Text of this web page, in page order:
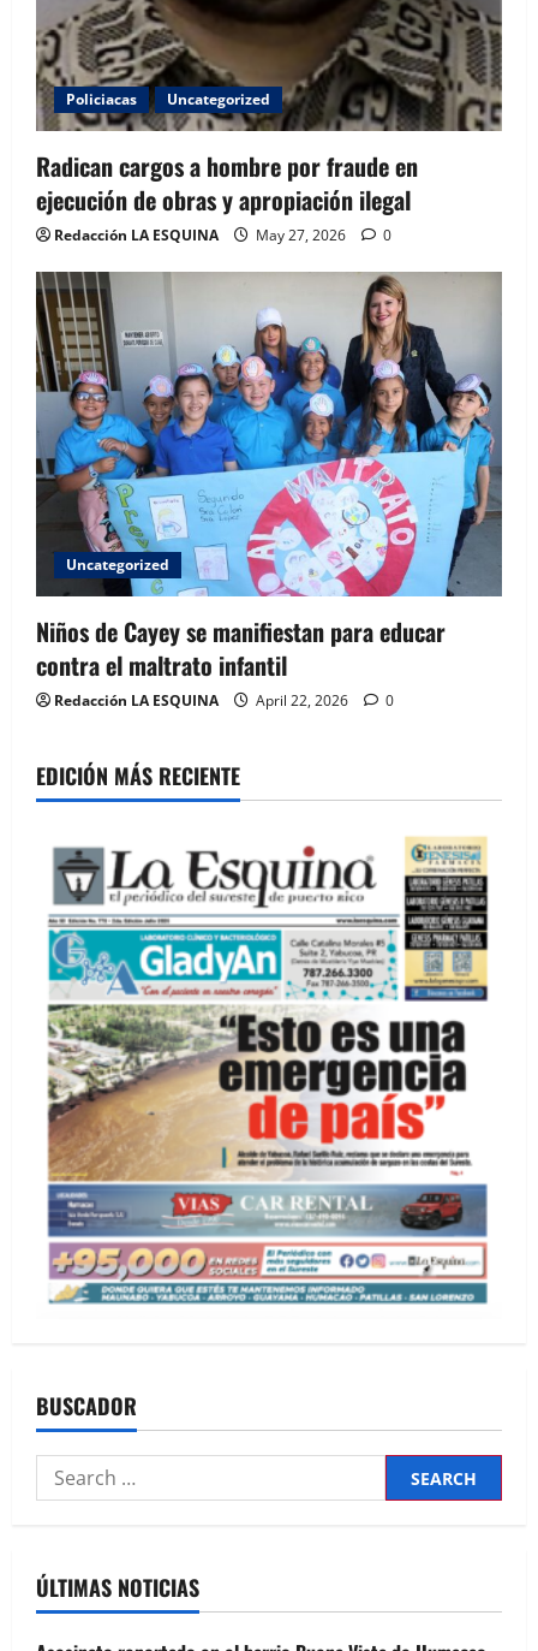
Policiacas Uncategorized
Radican cargos a hombre por fraude en
ejecución de obras y apropiación ilegal
Redacción LA ESQUINA May 27, 2026 0
Uncategorized
Niños de Cayey se manifiestan para educar
contra el maltrato infantil
Redacción LA ESQUINA April 22, 2026 0
EDICIÓN MÁS RECIENTE
BUSCADOR
Search
for:
ÚLTIMAS NOTICIAS